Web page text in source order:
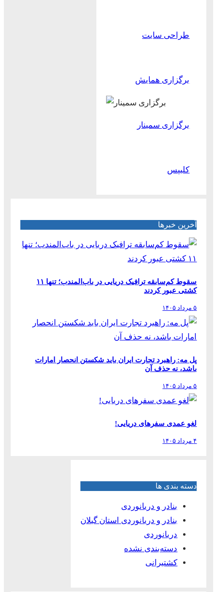
طراحی سایت
برگزاری همایش
برگزاری سمینار
کلیپس
آخرین خبرها
سقوط کم‌سابقه ترافیک دریایی در باب‌المندب؛ تنها ۱۱
کشتی عبور کردند
۵ مرداد ۱۴۰۵
پل مه: راهبرد تجارت ایران باید شکستن انحصار امارات
باشد، نه حذف آن
۵ مرداد ۱۴۰۵
لغو عمدی سفرهای دریایی!
۴ مرداد ۱۴۰۵
دسته بندی ها
بنادر و دریانوردی
بنادر و دریانوردی استان گیلان
دریانوردی
دسته‌بندی نشده
کشتیرانی